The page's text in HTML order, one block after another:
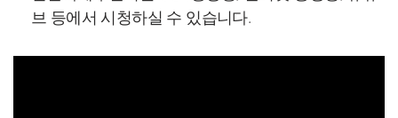
브 등에서 시청하실 수 있습니다.